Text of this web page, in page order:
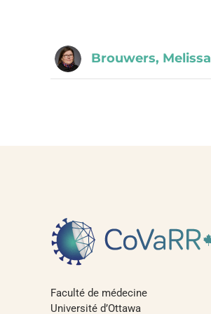
Brouwers, Melissa
Faculté de médecine
Université d’Ottawa